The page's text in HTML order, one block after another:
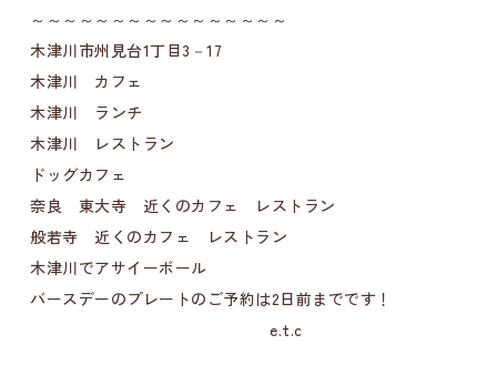
～～～～～～～～～～～～～～～～
木津川市州見台1丁目3－17
木津川 カフェ
木津川 ランチ
木津川 レストラン
ドッグカフェ
奈良 東大寺 近くのカフェ レストラン
般若寺 近くのカフェ レストラン
木津川でアサイーボール
バースデーのプレートのご予約は2日前までです！
e.t.c